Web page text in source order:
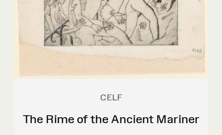
CELF
The Rime of the Ancient Mariner